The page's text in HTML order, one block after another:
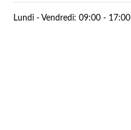
Lundi - Vendredi: 09:00 - 17:00